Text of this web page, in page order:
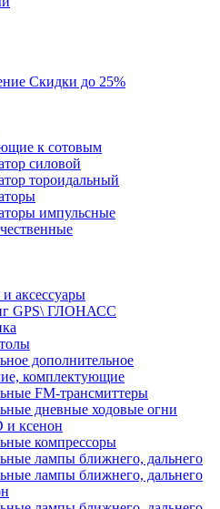
Скидки до 25%
к сотовым
силовой
тороидальный
импульсные
аксессуары
GPS\ ГЛОНАСС
дополнительное
комплектующие
FM-трансмиттеры
дневные ходовые огни
ксенон
компрессоры
лампы ближнего, дальнего
лампы ближнего, дальнего